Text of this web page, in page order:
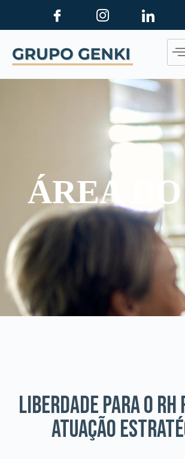
ÁREA
LIBERDADE PARA O RH
ATUAÇÃO